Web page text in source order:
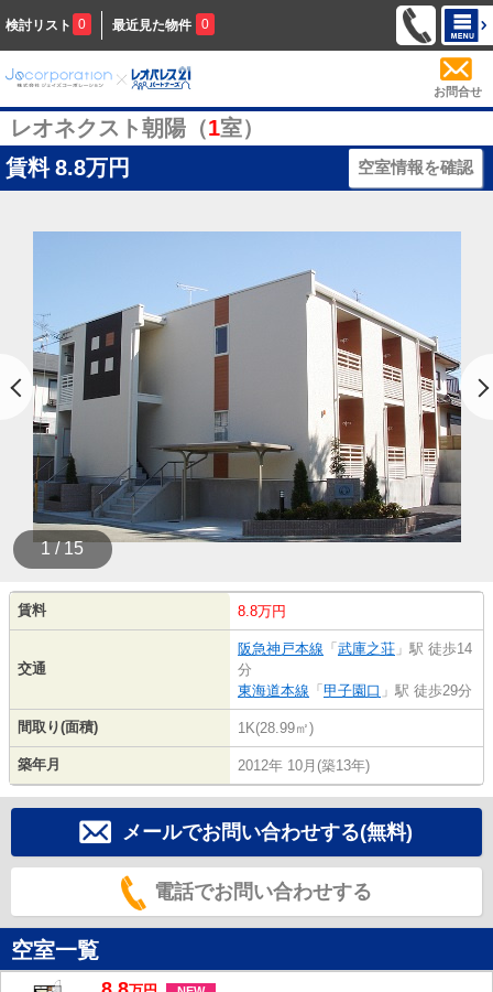
検討リスト 0 最近見た物件 0
お問合せ
レオネクスト朝陽（1室）
賃料 8.8万円 空室情報を確認
1 / 15
賃料 8.8万円
交通
阪急神戸本線 「 武庫之荘 」駅 徒歩14
分
東海道本線 「 甲子園口 」駅 徒歩29分
間取り(面積) 1K(28.99㎡)
築年月 2012年 10月(築13年)
メールでお問い合わせする(無料)
電話でお問い合わせする
空室一覧